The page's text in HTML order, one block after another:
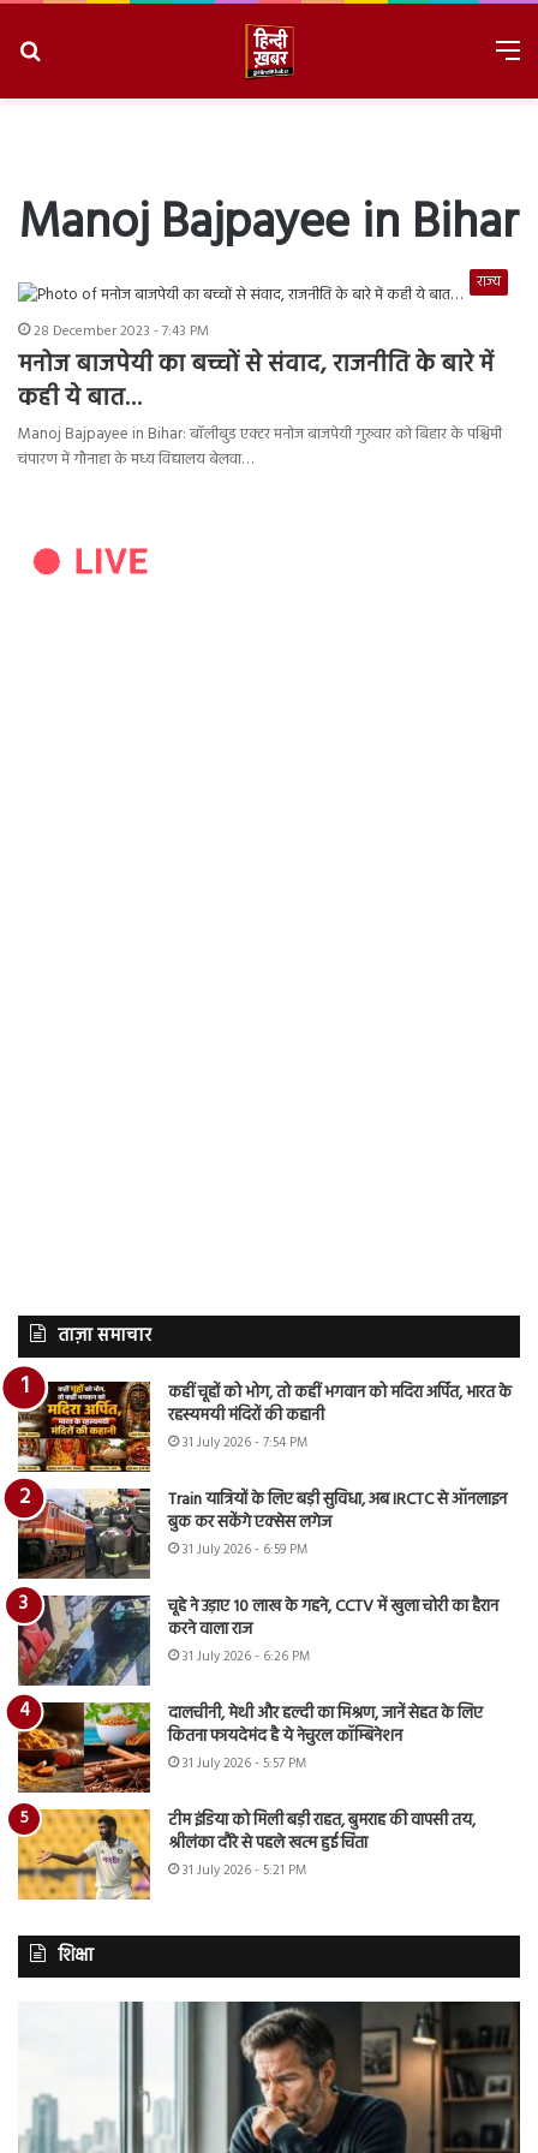
Manoj Bajpayee in Bihar
राज्य
28 December 2023 - 7:43 PM
मनोज बाजपेयी का बच्चों से संवाद, राजनीति के बारे में
कही ये बात…
Manoj Bajpayee in Bihar: बॉलीबुड एक्टर मनोज बाजपेयी गुरुवार को बिहार के पश्चिमी
चंपारण में गौनाहा के मध्य विद्यालय बेलवा…
ताज़ा समाचार
कहीं चूहों को भोग, तो कहीं भगवान को मदिरा अर्पित, भारत के
रहस्यमयी मंदिरों की कहानी
31 July 2026 - 7:54 PM
Train यात्रियों के लिए बड़ी सुविधा, अब IRCTC से ऑनलाइन
बुक कर सकेंगे एक्सेस लगेज
31 July 2026 - 6:59 PM
चूहे ने उड़ाए 10 लाख के गहने, CCTV में खुला चोरी का हैरान
करने वाला राज
31 July 2026 - 6:26 PM
दालचीनी, मेथी और हल्दी का मिश्रण, जानें सेहत के लिए
कितना फायदेमंद है ये नेचुरल कॉम्बिनेशन
31 July 2026 - 5:57 PM
टीम इंडिया को मिली बड़ी राहत, बुमराह की वापसी तय,
श्रीलंका दौरे से पहले खत्म हुई चिंता
31 July 2026 - 5:21 PM
शिक्षा